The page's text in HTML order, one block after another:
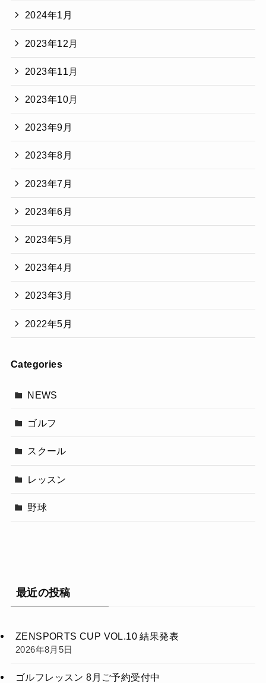
2024年1月
2023年12月
2023年11月
2023年10月
2023年9月
2023年8月
2023年7月
2023年6月
2023年5月
2023年4月
2023年3月
2022年5月
Categories
NEWS
ゴルフ
スクール
レッスン
野球
最近の投稿
ZENSPORTS CUP VOL.10 結果発表
2026年8月5日
ゴルフレッスン 8月ご予約受付中